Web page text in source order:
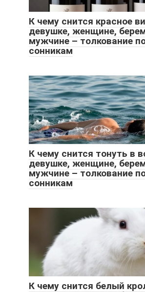
К чему снится красное
девушке, женщине,
мужчине – толкование
сонникам
К чему снится тонуть в
девушке, женщине,
мужчине – толкование
сонникам
К чему снится белый